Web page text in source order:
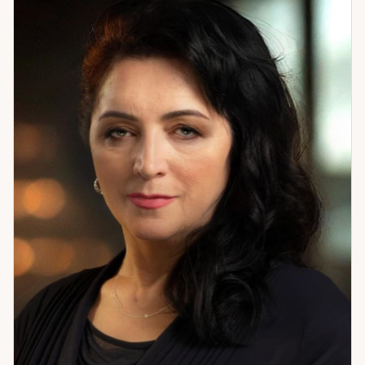
в вопросах выбора, доверия, любви, карьеры и личных
целей. Мои консультации направлены на результат —
понимание, уверенность и осознанные действия. Мой
девиз прост: «Пока мы откладываем жизнь — она
проносится мимо». Я выбираю проживать её во всей
полноте и помогаю своим клиентам делать то же самое.
Приглашаю вас на консультацию, чтобы вместе увидеть,
как именно ваши звёзды и карты помогают вам идти к
лучшей версии себя.